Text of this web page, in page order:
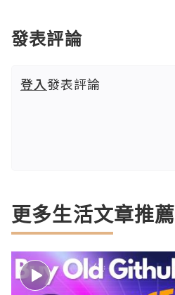
發表評論
登入發表評論
更多生活文章推薦